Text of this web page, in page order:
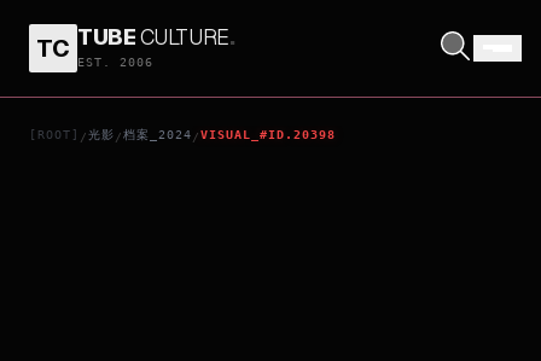
TC TUBECULTURE.
EST. 2006
[ROOT] /光影 /档案_2024 /VISUAL_#ID.20398
ENO